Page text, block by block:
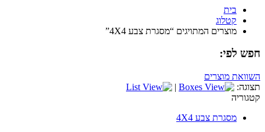
בית
קטלוג
מוצרים המתויגים “מסגרת צבע 4X4”
חפש לפי:
השוואת מוצרים
תצוגה:
|
קטגוריה
מסגרת צבע 4X4